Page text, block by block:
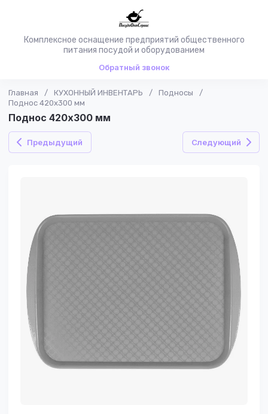
Комплексное оснащение предприятий общественного
питания посудой и оборудованием
Обратный звонок
Главная / КУХОННЫЙ ИНВЕНТАРЬ / Подносы
/
Поднос 420х300 мм
Поднос 420х300 мм
Предыдущий Следующий